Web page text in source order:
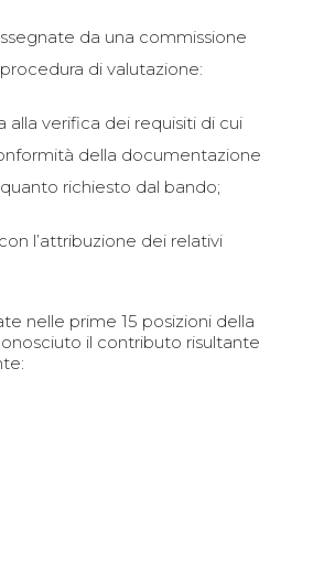
da una commissione
di valutazione:
alla verifica dei requisiti di cui
della documentazione
richiesto dal bando;
l’attribuzione dei relativi
nelle prime 15 posizioni della
il contributo risultante